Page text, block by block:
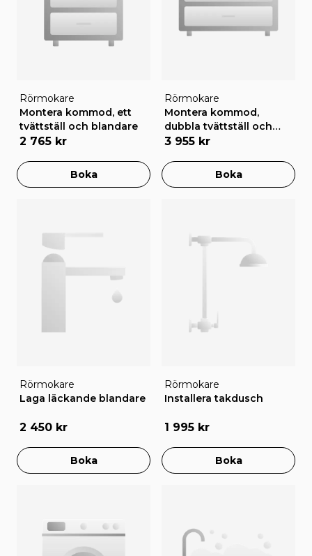
Rörmokare
Montera kommod, ett
tvättställ och blandare
2 765 kr
Boka
Rörmokare
Montera kommod,
dubbla tvättställ och
blandare
3 955 kr
Boka
Rörmokare
Laga läckande blandare
2 450 kr
Boka
Rörmokare
Installera takdusch
1 995 kr
Boka